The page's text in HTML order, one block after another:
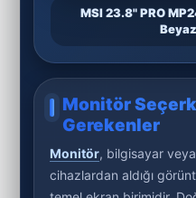
MSI 23.8" PRO
Monitör
Gerekenler
Monitör, bilgisayar
cihazlardan aldığı